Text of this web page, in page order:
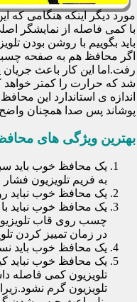
مورد دیگر اینکه هنگامی که
با کمی فاصله از نمایشگر
باید بگوییم با روشن بودن
اگر محافظ هم به صفحه
رفت.اما این کار باعث جریان
شد که حرارت را کمتر خواهد
اندازه ی استاندارد این
پوشاند پس صدا همچنان واضح
بهترین ویژگی های
یک محافظ خوب باید
به فریم تلویزیون فشار
یک محافظ خوب نباید
یک محافظ خوب نباید
چسب روی قاب
در زمان تمییز کردن
یک محافظ خوب باید
یک محافظ خوب نباید
تلویزیون کمی فاصله
تلویزیون گرم